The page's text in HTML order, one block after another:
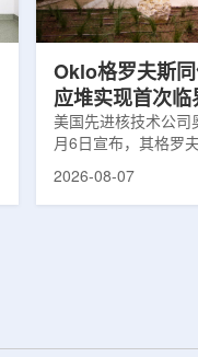
放射性药物相关专利
款自研放射性药物的
Oklo格罗夫斯
应堆实现首次临
美国先进核技术公司
月6日宣布，其格罗
反应堆已在低功率状
2026-08-07